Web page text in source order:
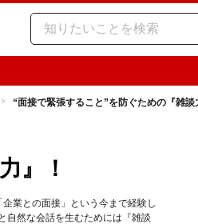
“面接で緊張すること”を防ぐための『雑談
』！
業との面接」という今まで経験し
自然な会話を生むためには『雑談